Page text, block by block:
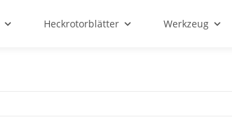
Heckrotorblätter Werkzeug